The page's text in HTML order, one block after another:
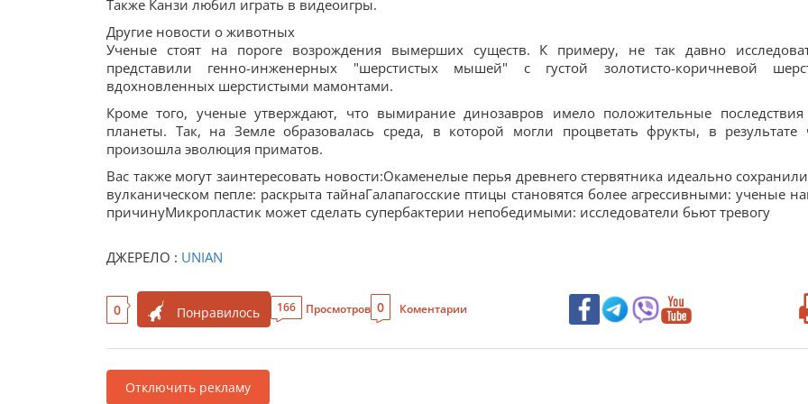
Также Канзи любил играть в видеоигры.
Другие новости о животных
Ученые стоят на пороге возрождения вымерших существ. К примеру, не так давно
представили генно-инженерных "шерстистых мышей" с густой золотисто-коричневой
вдохновленных шерстистыми мамонтами.
Кроме того, ученые утверждают, что вымирание динозавров имело положительные последствия
планеты. Так, на Земле образовалась среда, в которой могли процветать фрукты, в результате
произошла эволюция приматов.
Вас также могут заинтересовать новости:Окаменелые перья древнего стервятника идеально
вулканическом пепле: раскрыта тайнаГалапагосские птицы становятся более агрессивными: ученые
причинуМикропластик может сделать супербактерии непобедимыми: исследователи бьют тревогу
ДЖЕРЕЛО : UNIAN
0 Понравилось 166 Просмотров 0 Коментарии
Отключить рекламу